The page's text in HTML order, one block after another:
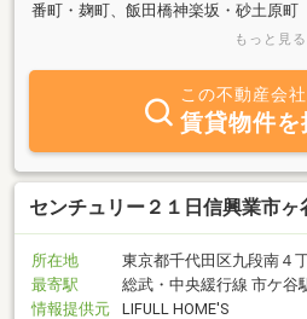
番町・麹町、飯田橋神楽坂・砂土原
任せください。土地・一戸建・マンシ
らゆるご要望にお応えできるよう日々
ティホーム」社名の通り、信頼と誠実
引のできる不動産会社を目指しており
にご相談ください。お問い合わせお待
もっと見る
この不動産会
賃貸物件を
センチュリー２１日信興業市ヶ
所在地
東京都千代田区九段南４
最寄駅
総武・中央緩行線 市ケ谷
情報提供元
LIFULL HOME'S